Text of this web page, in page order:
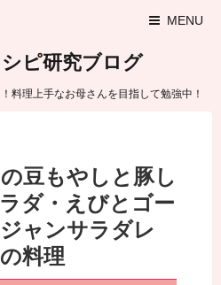
MENU
ピ研究ブログ
料理上手なお母さんを目指して勉強中！
豆もやしと豚し
ダ・えびとゴー
ャンサラダレ
料理